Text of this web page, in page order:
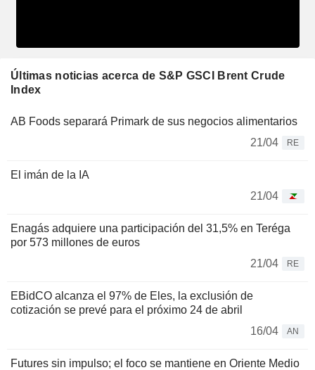
Últimas noticias acerca de S&P GSCI Brent Crude
Index
AB Foods separará Primark de sus negocios alimentarios
21/04
RE
El imán de la IA
21/04
Enagás adquiere una participación del 31,5% en Teréga
por 573 millones de euros
21/04
RE
EBidCO alcanza el 97% de Eles, la exclusión de
cotización se prevé para el próximo 24 de abril
16/04
AN
Futures sin impulso; el foco se mantiene en Oriente Medio